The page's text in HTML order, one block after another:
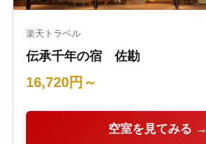
楽天トラベル
伝承千年の宿 佐勘
16,720円～
空室を見てみる →